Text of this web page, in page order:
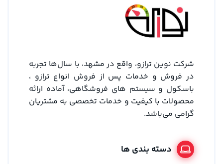
شرکت نوین ترازو، واقع در مشهد، با سال‌ها تجربه
در فروش و خدمات پس از فروش انواع ترازو ،
باسکول و سیستم های فروشگاهی، آماده ارائه
محصولات با کیفیت و خدمات تخصصی به مشتریان
گرامی می‌باشد.
دسته بندی ها